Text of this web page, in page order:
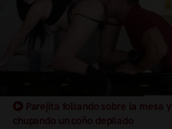
Parejita follando sobre la mesa y
chupando un coño depilado